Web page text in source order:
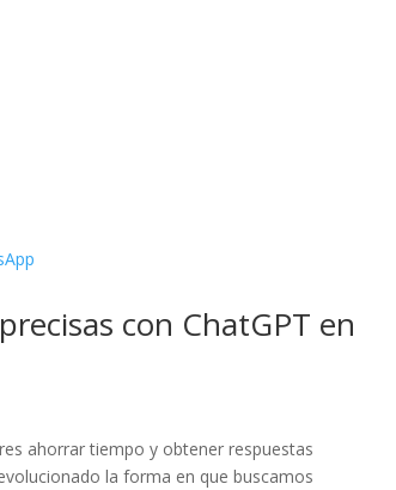
con ChatGPT en
ahorrar tiempo y obtener respuestas
la forma en que buscamos